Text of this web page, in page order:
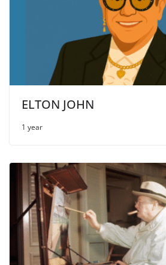
ELTON JOHN
1 year